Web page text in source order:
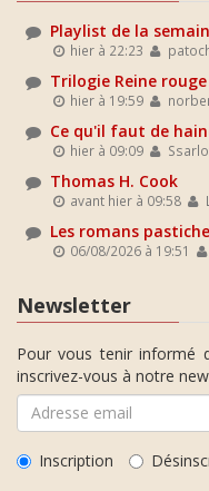
Playlist de la
hier à 22:23
Trilogie Reine
hier à 19:59
Ce qu'il faut de
hier à 09:09
Thomas H. Cook
avant hier à 09:58
Les romans
06/08/2026 à 19:51
Newsletter
Pour vous tenir informé
inscrivez-vous à notre
Inscription